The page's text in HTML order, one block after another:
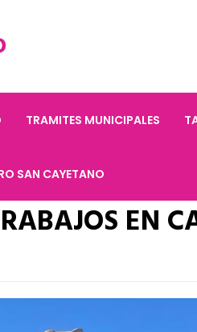
TRAMITES MUNICIPALES
SAN CAYETANO
EN